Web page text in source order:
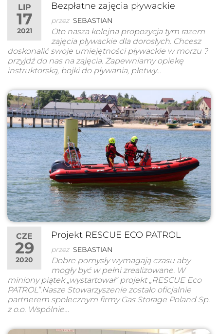
LIP
17
2021
Bezpłatne zajęcia pływackie
przez SEBASTIAN
Oto nasza kolejna propozycja tym razem
zajęcia pływackie dla dorosłych. Chcesz
doskonalić swoje umiejętności pływackie w morzu ?
przyjdź do nas na zajęcia. Zapewniamy opiekę
instruktorską, bojki do pływania, płetwy…
CZE
29
2020
Projekt RESCUE ECO PATROL
przez SEBASTIAN
Dobre pomysły wymagają czasu aby
mogły być w pełni zrealizowane. W
miniony piątek „wystartował” projekt „RESCUE Eco
PATROL”.Nasze Stowarzyszenie zostało oficjalnie
partnerem społecznym firmy Gas Storage Poland Sp.
z o.o. Wspólnie…